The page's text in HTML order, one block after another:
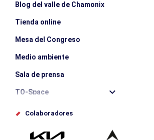
Blog del valle de Chamonix
Tienda online
Mesa del Congreso
Medio ambiente
Sala de prensa
TO-Space
Offices de tourisme
Colaboradores